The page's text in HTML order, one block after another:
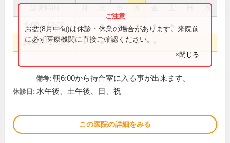
祝
9:00～12:00 ● ● ● ● ●
14:00～17:30 ● ● ●
お盆(8月中旬)は休診・休業の場合があります。来院前
に必ず医療機関に直接ご確認ください。
×閉じる
備考: 朝6:00から待合室に入る事が出来ます。
休診日: 水午後、土午後、日、祝
この医院の詳細をみる